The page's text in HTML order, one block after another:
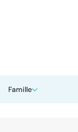
Famille